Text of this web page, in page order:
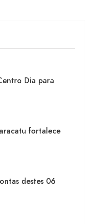
Dia para
fortalece
destes 06